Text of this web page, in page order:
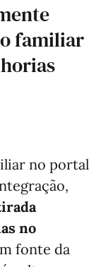
familiar
no portal
no
fonte da